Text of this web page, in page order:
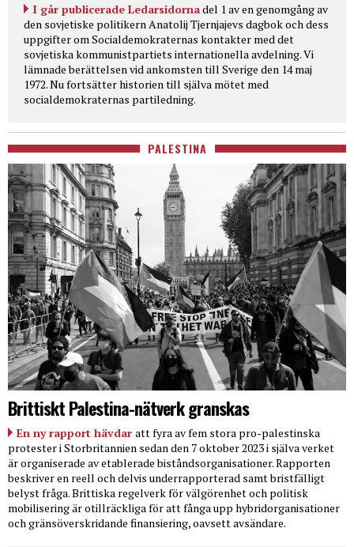
I går publicerade Ledarsidornadel 1 av en genomgång av
den sovjetiske politikern Anatolij Tjernjajevs dagbok och dess
uppgifter om Socialdemokraternas kontakter med det
sovjetiska kommunistpartiets internationella avdelning. Vi
lämnade berättelsen vid ankomsten till Sverige den 14 maj
1972. Nu fortsätter historien till själva mötet med
socialdemokraternas partiledning.
PALESTINA
Brittiskt Palestina-nätverk granskas
En ny rapport hävdar att fyra av fem stora pro-palestinska
protester i Storbritannien sedan den 7 oktober 2023 i själva verket
är organiserade av etablerade biståndsorganisationer. Rapporten
beskriver en reell och delvis underrapporterad samt bristfälligt
belyst fråga. Brittiska regelverk för välgörenhet och politisk
mobilisering är otillräckliga för att fånga upp hybridorganisationer
och gränsöverskridande finansiering, oavsett avsändare.